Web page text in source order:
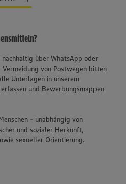
über WhatsApp oder
von Postwegen bitten
Unterlagen in unserem
und Bewerbungsmappen
- unabhängig von
und sozialer Herkunft,
sexueller Orientierung.